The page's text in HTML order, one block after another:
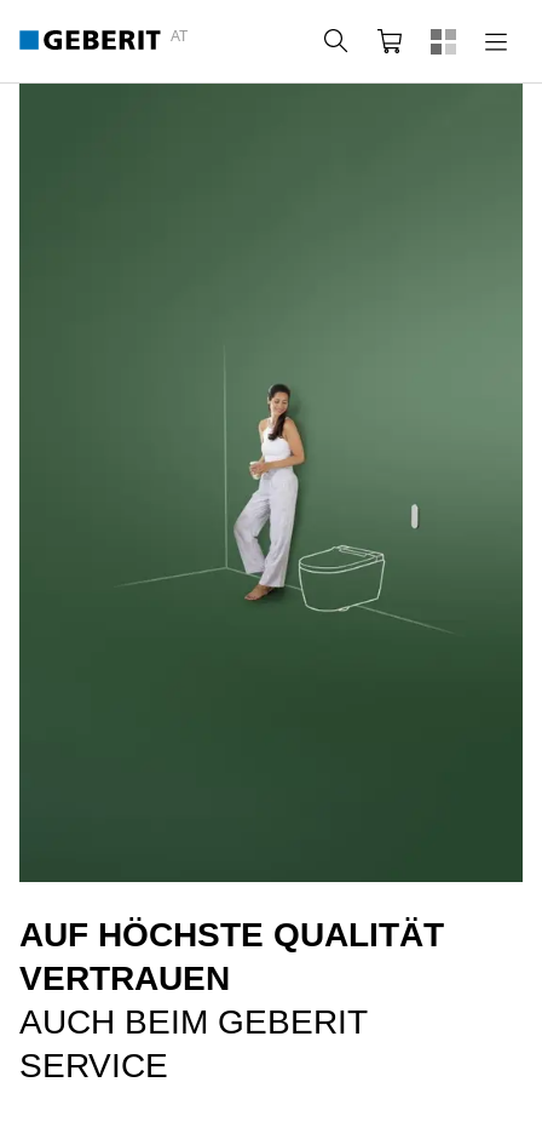
AT Suche Warenkorb
AUF HÖCHSTE QUALITÄT
VERTRAUEN
AUCH BEIM GEBERIT
SERVICE